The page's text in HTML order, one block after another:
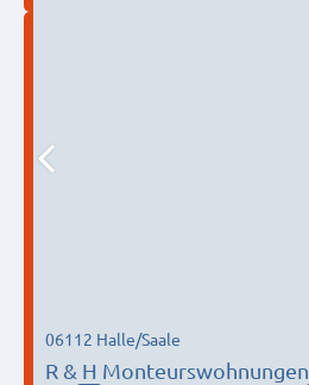
R & H Monteurswohnungen
06112 Halle/Saale